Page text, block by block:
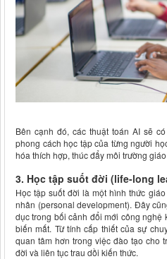
Bên cạnh đó, các thuật toán AI sẽ
phong cách học tập của từng người
hóa thích hợp, thúc đẩy môi trường
3. Học tập suốt đời (life-long
Học tập suốt đời là một hình thức
nhân (personal development). Đây
dục trong bối cảnh đổi mới công nghệ
biến mất. Từ tính cấp thiết của sự
quan tâm hơn trong việc đào tạo cho
đời và liên tục trau dồi kiến thức.